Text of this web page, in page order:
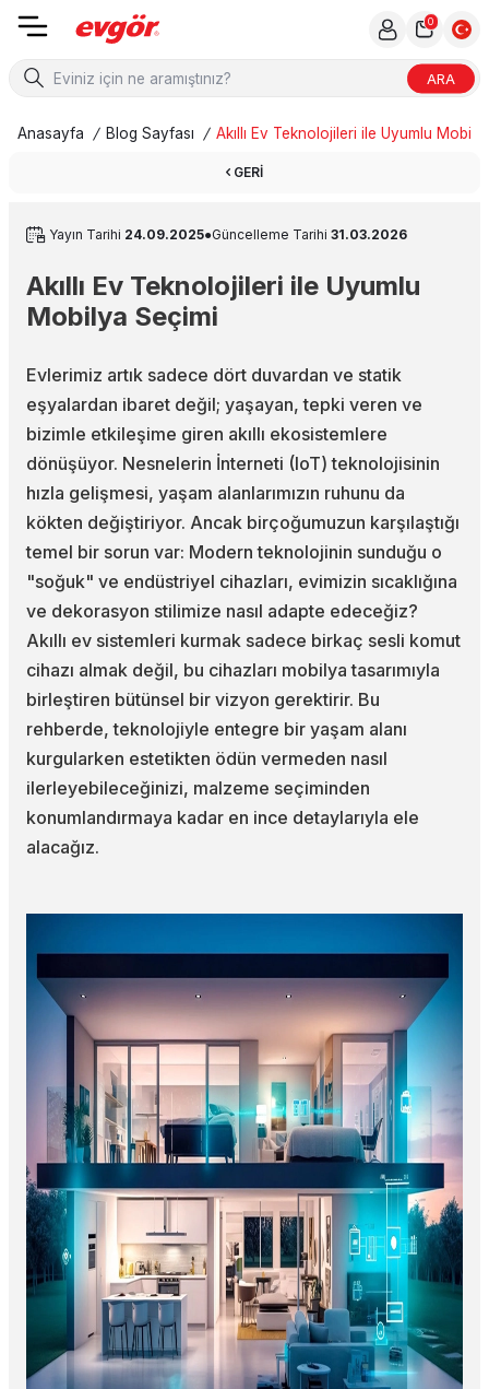
ARA
0
Anasayfa / Blog Sayfası / Akıllı Ev Teknolojileri ile Uyumlu
GERI
Yayın Tarihi 24.09.2025●Güncelleme Tarihi 31.03.2026
Akıllı Ev Teknolojileri ile Uyumlu
Mobilya Seçimi
Evlerimiz artık sadece dört duvardan ve statik
eşyalardan ibaret değil; yaşayan, tepki veren ve
bizimle etkileşime giren akıllı ekosistemlere
dönüşüyor. Nesnelerin İnterneti (IoT) teknolojisinin
hızla gelişmesi, yaşam alanlarımızın ruhunu da
kökten değiştiriyor. Ancak birçoğumuzun karşılaştığı
temel bir sorun var: Modern teknolojinin sunduğu o
"soğuk" ve endüstriyel cihazları, evimizin sıcaklığına
ve dekorasyon stilimize nasıl adapte edeceğiz?
Akıllı ev sistemleri kurmak sadece birkaç sesli komut
cihazı almak değil, bu cihazları mobilya tasarımıyla
birleştiren bütünsel bir vizyon gerektirir. Bu
rehberde, teknolojiyle entegre bir yaşam alanı
kurgularken estetikten ödün vermeden nasıl
ilerleyebileceğinizi, malzeme seçiminden
konumlandırmaya kadar en ince detaylarıyla ele
alacağız.